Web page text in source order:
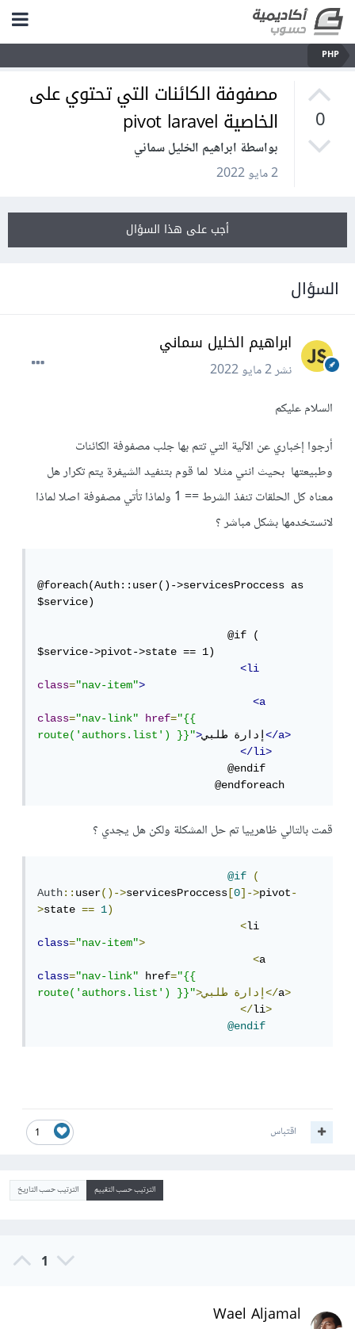
PHP
0
مصفوفة الكائنات التي تحتوي على
الخاصية pivot laravel
بواسطة ابراهيم الخليل سماني
2 مايو 2022
أجب على هذا السؤال
السؤال
ابراهيم الخليل سماني
نشر2 مايو 2022
السلام عليكم
أرجوا إخباري عن الآلية التي تتم بها جلب مصفوفة الكائنات
وطبيعتها بحيث انني مثلا لما قوم بتنفيد الشيفرة يتم تكرار هل
معناه كل الحلقات تنفذ الشرط == 1 ولماذا تأتي مصفوفة اصلا لماذا
لانستخدمها بشكل مباشر ؟
@foreach(Auth::user()->servicesProccess as
$service)
                              @if (
$service->pivot->state == 1)
<li
class="nav-item">
<a
class="nav-link" href="{{
route('authors.list') }}">إدارة طلبي</a>
</li>
                              @endif
                            @endforeach
قمت بالتالي ظاهرييا تم حل المشكلة ولكن هل يجدي ؟
@if
(
Auth::user()->servicesProccess [0]->pivot-
>state == 1)
<
class="nav-item">
<
class="nav-link" href="{{
route('authors.list') }}"
>إدارةطلبي</a>
</li>
@endif
1 اقتباس
الترتيب حسب التقييم الترتيب حسب التاريخ
1
Wael Aljamal